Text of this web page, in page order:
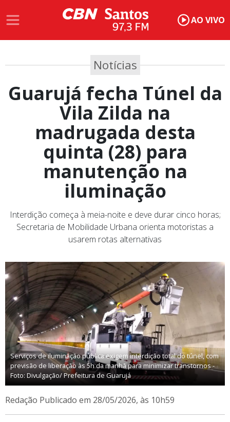
AO VIVO
Notícias
Guarujá fecha Túnel da
Vila Zilda na
madrugada desta
quinta (28) para
manutenção na
iluminação
Interdição começa à meia-noite e deve durar cinco horas;
Secretaria de Mobilidade Urbana orienta motoristas a
usarem rotas alternativas
Serviços de iluminação pública exigem interdição total do túnel, com
previsão de liberação às 5h da manhã para minimizar transtornos -
Foto: Divulgação/ Prefeitura de Guarujá
Redação Publicado em 28/05/2026, às 10h59